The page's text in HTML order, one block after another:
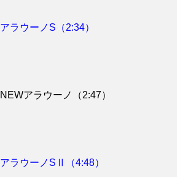
アラウーノS（2:34）
NEWアラウーノ（2:47）
アラウーノSⅡ（4:48）